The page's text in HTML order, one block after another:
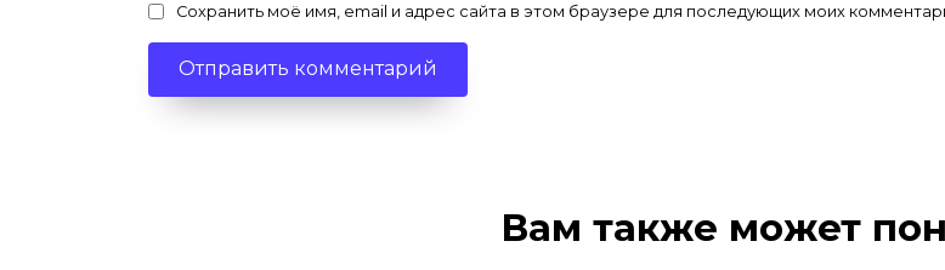
Сохранить моё имя, email и адрес сайта в этом браузере для последующих моих
Вам также может